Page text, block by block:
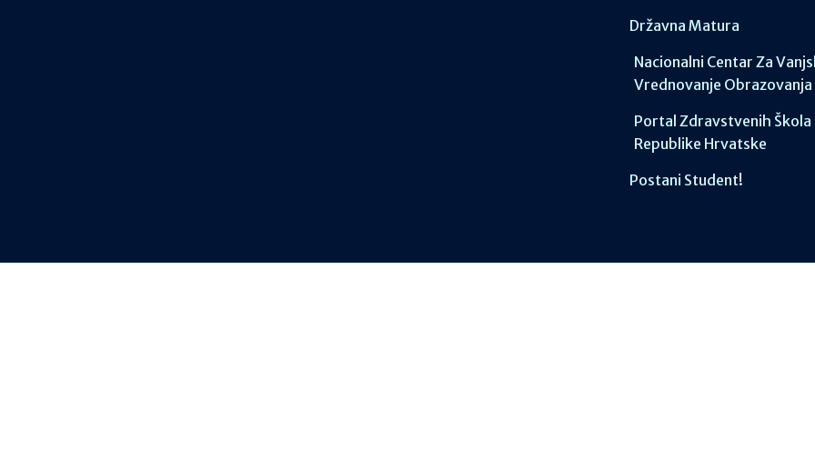
Državna Matura
Nacionalni Centar Za
Vrednovanje Obrazovanja
Portal Zdravstvenih Škola
Republike Hrvatske
Postani Student!